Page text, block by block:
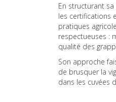
En structurant
les certifications
pratiques
respectueuses :
qualité des
Son approche
de brusquer la
dans les cuvées